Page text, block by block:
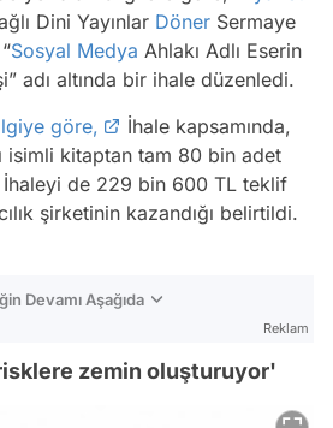
Dini Yayınlar Döner Sermaye
Sosyal Medya Ahlakı Adlı Eserin
adı altında bir ihale düzenledi.
göre,
İhale kapsamında,
isimli kitaptan tam 80 bin adet
İhaleyi de 229 bin 600 TL teklif
şirketinin kazandığı belirtildi.
Devamı Aşağıda
Reklam
zemin oluşturuyor'